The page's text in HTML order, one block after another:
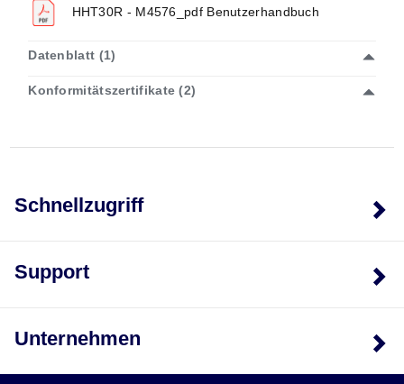
HHT30R - M4576_pdf Benutzerhandbuch
Datenblatt (1)
Konformitätszertifikate (2)
Schnellzugriff
Support
Unternehmen